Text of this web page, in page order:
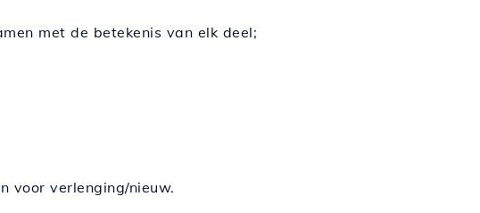
met de betekenis van elk deel;
voor verlenging/nieuw.